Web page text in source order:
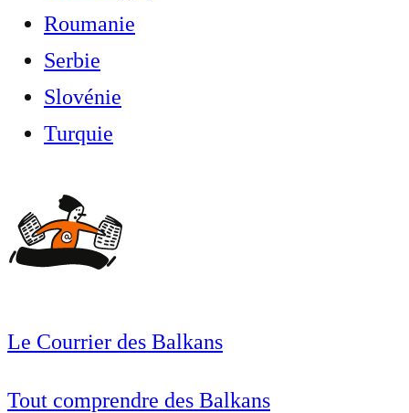
Roumanie
Serbie
Slovénie
Turquie
Le Courrier des Balkans
Tout comprendre des Balkans